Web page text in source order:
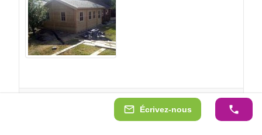
Voir tous les avis des clients
Écrivez-nous